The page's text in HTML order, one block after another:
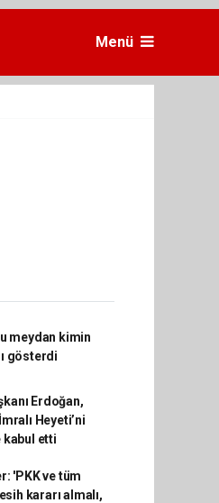
Menü
meydan kimin
gösterdi
Erdoğan,
Heyeti’ni
kabul etti
'PKK ve tüm
kararı almalı,